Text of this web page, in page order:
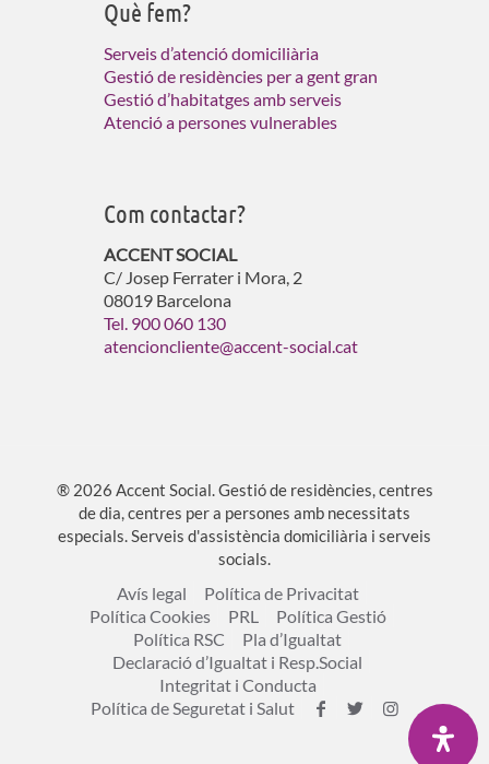
Què fem?
Serveis d’atenció domiciliària
Gestió de residències per a gent gran
Gestió d’habitatges amb serveis
Atenció a persones vulnerables
Com contactar?
ACCENT SOCIAL
C/ Josep Ferrater i Mora, 2
08019 Barcelona
Tel. 900 060 130
atencioncliente@accent-social.cat
® 2026 Accent Social. Gestió de residències, centres
de dia, centres per a persones amb necessitats
especials. Serveis d'assistència domiciliària i serveis
socials.
Avís legal
Política de Privacitat
Política Cookies
PRL
Política Gestió
Política RSC
Pla d’Igualtat
Declaració d’Igualtat i Resp.Social
Integritat i Conducta
Política de Seguretat i Salut